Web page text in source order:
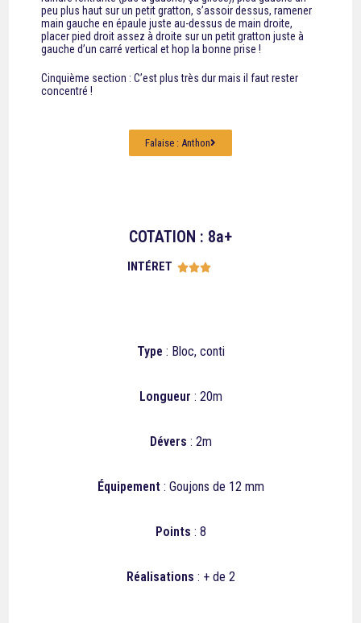
peu plus haut sur un petit gratton, s’assoir dessus, ramener
main gauche en épaule juste au-dessus de main droite,
placer pied droit assez à droite sur un petit gratton juste à
gauche d’un carré vertical et hop la bonne prise !
Cinquième section : C’est plus très dur mais il faut rester
concentré !
Falaise : Anthon
COTATION : 8a+
INTÉRET 
Type : Bloc, conti
Longueur : 20m
Dévers : 2m
Équipement: Goujons de 12 mm
Points : 8
Réalisations : + de 2